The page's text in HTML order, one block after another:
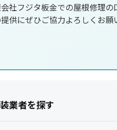
社フジタ板金での屋根修理
供にぜひご協力よろしくお願
業者を探す